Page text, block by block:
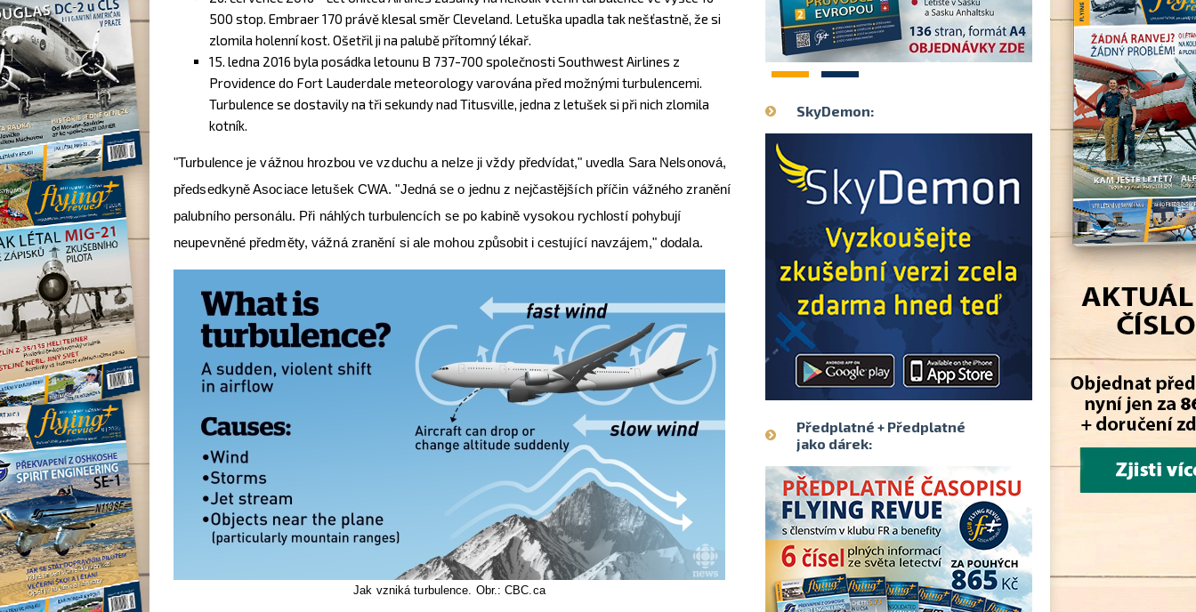
500 stop. Embraer 170 právě klesal směr Cleveland. Letuška upadla tak nešťastně, že si
zlomila holenní kost. Ošetřil ji na palubě přítomný lékař.
15. ledna 2016 byla posádka letounu B 737-700 společnosti Southwest Airlines z
Providence do Fort Lauderdale meteorology varována před možnými turbulencemi.
Turbulence se dostavily na tři sekundy nad Titusville, jedna z letušek si při nich zlomila
kotník.
"Turbulence je vážnou hrozbou ve vzduchu a nelze ji vždy předvídat," uvedla Sara Nelsonová,
předsedkyně Asociace letušek CWA. "Jedná se o jednu z nejčastějších příčin vážného zranění
palubního personálu. Při náhlých turbulencích se po kabině vysokou rychlostí pohybují
neupevněné předměty, vážná zranění si ale mohou způsobit i cestující navzájem," dodala.
Jak vzniká turbulence. Obr.: CBC.ca
1 2
SkyDemon:
Předplatné + Předplatné
jako dárek: